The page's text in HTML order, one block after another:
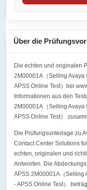
Über die
Die echten und originalen
2M00001A（Selling Avaya
APSS Online Test）bei
Informationen aus den
2M00001A（Selling Avaya
APSS Online Test）
Die Prüfungsunterlage zu
Contact Center Solutions
echten, originalen und
Antworten. Die
APSS 2M00001A（Selling
- APSS Online Test）